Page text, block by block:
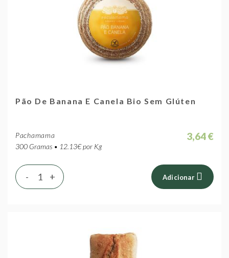
Pão De Banana E Canela Bio Sem Glúten
Pachamama
300 Gramas • 12.13€ por Kg
3,64 €
+
- Adicionar